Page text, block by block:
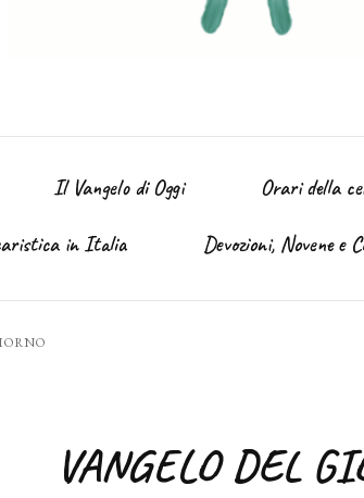
Immacolata
Il Vangelo di Oggi Orari della
in Italia Devozioni, Novene e
VANGELO DEL